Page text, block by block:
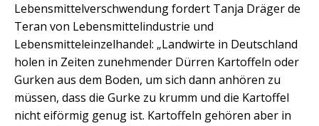
Lebensmittelverschwendung fordert Tanja Dräger de
Teran von Lebensmittelindustrie und
Lebensmitteleinzelhandel: „Landwirte in Deutschland
holen in Zeiten zunehmender Dürren Kartoffeln oder
Gurken aus dem Boden, um sich dann anhören zu
müssen, dass die Gurke zu krumm und die Kartoffel
nicht eiförmig genug ist. Kartoffeln gehören aber in